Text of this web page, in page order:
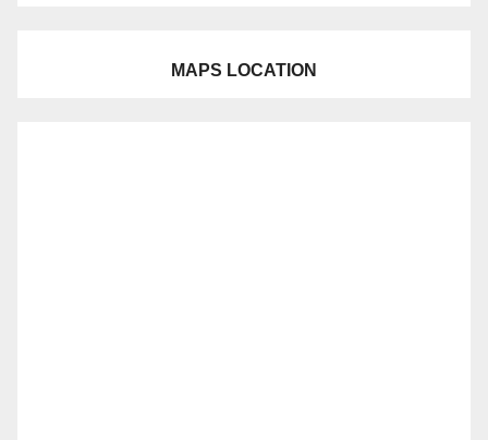
MAPS LOCATION